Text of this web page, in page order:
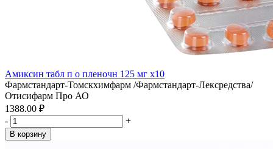
Амиксин табл п о пленочн 125 мг x10
Фармстандарт-Томскхимфарм /Фармстандарт-Лексредства/
Отисифарм Про АО
1388.00 ₽
-
+
В корзину